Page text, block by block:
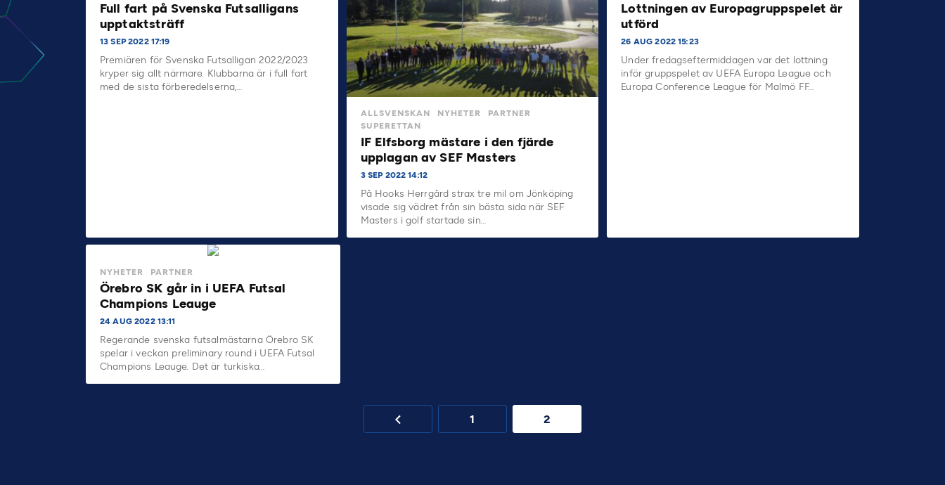
Full fart på Svenska Futsalligans
upptaktsträff
13 SEP 2022 17:19
Premiären för Svenska Futsalligan 2022/2023
kryper sig allt närmare. Klubbarna är i full fart
med de sista förberedelserna,…
ALLSVENSKAN NYHETER
PARTNER
SUPERETTAN
IF Elfsborg mästare i den fjärde
upplagan av SEF Masters
3 SEP 2022 14:12
På Hooks Herrgård strax tre mil om Jönköping
visade sig vädret från sin bästa sida när SEF
Masters i golf startade sin…
Lottningen av Europagruppspelet är
utförd
26 AUG 2022 15:23
Under fredagseftermiddagen var det lottning
inför gruppspelet av UEFA Europa League och
Europa Conference League för Malmö FF…
NYHETER PARTNER
Örebro SK går in i UEFA Futsal
Champions Leauge
24 AUG 2022 13:11
Regerande svenska futsalmästarna Örebro SK
spelar i veckan preliminary round i UEFA Futsal
Champions Leauge. Det är turkiska…
1 2